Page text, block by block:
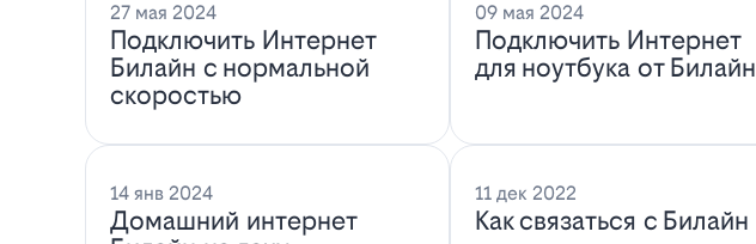
27 мая 2024
Подключить Интернет
Билайн с нормальной
скоростью
09 мая 2024
Подключить Интернет
для ноутбука от Билайн
14 янв 2024
Домашний интернет
11 дек 2022
Как связаться с Билайн